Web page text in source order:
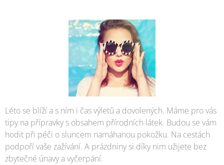
Léto se blíží a s ním i čas výletů a dovolených. Máme pro vás
tipy na přípravky s obsahem přírodních látek. Budou se vám
hodit při péči o sluncem namáhanou pokožku. Na cestách
podpoří vaše zažívání. A prázdniny si díky nim užijete bez
zbytečné únavy a vyčerpání.